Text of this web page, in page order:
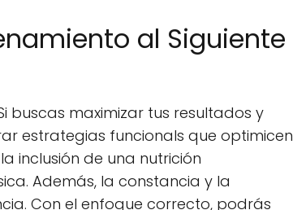
al Siguiente
buscas maximizar tus resultados y
estrategias funcionals que optimicen
inclusión de una nutrición
Además, la constancia y la
Con el enfoque correcto, podrás